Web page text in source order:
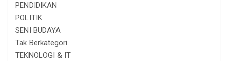
PENDIDIKAN
POLITIK
SENI BUDAYA
Tak Berkategori
TEKNOLOGI & IT